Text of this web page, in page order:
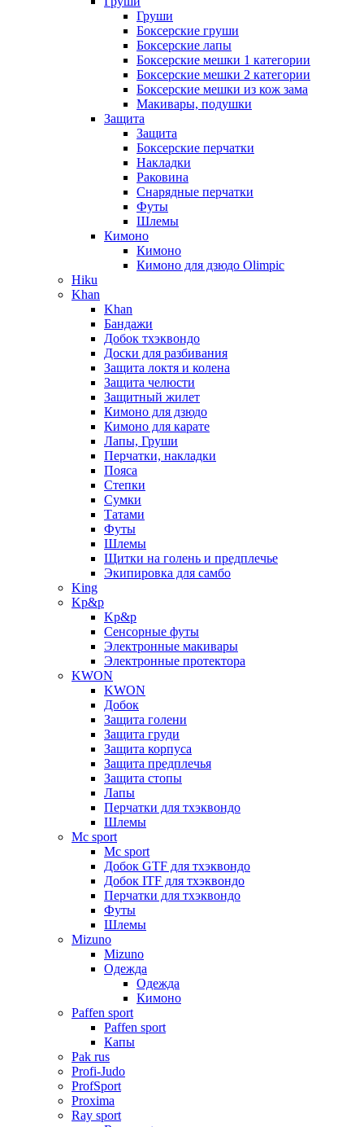
Груши
Боксерские груши
Боксерские лапы
Боксерские мешки 1 категории
Боксерские мешки 2 категории
Боксерские мешки из кож зама
Макивары, подушки
Защита
Защита
Боксерские перчатки
Накладки
Раковина
Снарядные перчатки
Футы
Шлемы
Кимоно
Кимоно
Кимоно для дзюдо Olimpic
Hiku
Khan
Khan
Бандажи
Добок тхэквондо
Доски для разбивания
Защита локтя и колена
Защита челюсти
Защитный жилет
Кимоно для дзюдо
Кимоно для карате
Лапы, Груши
Перчатки, накладки
Пояса
Степки
Сумки
Татами
Футы
Шлемы
Щитки на голень и предплечье
Экипировка для самбо
King
Kp&p
Kp&p
Сенсорные футы
Электронные макивары
Электронные протектора
KWON
KWON
Добок
Защита голени
Защита груди
Защита корпуса
Защита предплечья
Защита стопы
Лапы
Перчатки для тхэквондо
Шлемы
Mс sport
Mс sport
Добок GTF для тхэквондо
Добок ITF для тхэквондо
Перчатки для тхэквондо
Футы
Шлемы
Mizuno
Mizuno
Одежда
Одежда
Кимоно
Paffen sport
Paffen sport
Капы
Pak rus
Profi-Judo
ProfSport
Proxima
Ray sport